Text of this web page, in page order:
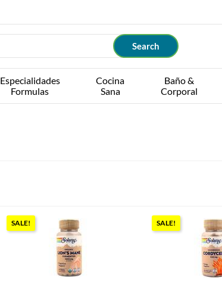
Especialidades
Formulas
Cocina
Sana
Baño &
Corporal
SALE! SALE!